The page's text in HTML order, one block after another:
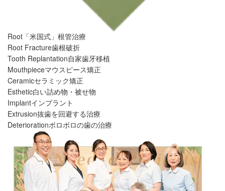
Root「米国式」根管治療
Root Fracture歯根破折
Tooth Replantation 自家歯牙移植
Mouthpieceマウスピース矯正
Ceramicセラミック矯正
Esthetic白い詰め物・被せ物
Implantインプラント
Extrusion抜歯を回避する治療
Deteriorationボロボロの歯の治療